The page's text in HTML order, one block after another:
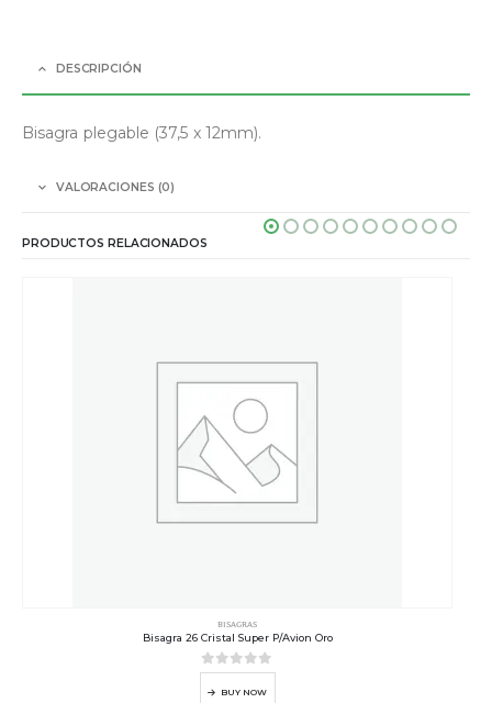
DESCRIPCIÓN
Bisagra plegable (37,5 x 12mm).
VALORACIONES (0)
PRODUCTOS RELACIONADOS
BISAGRAS
Bisagra 26 Cristal Super P/Avion Oro
0out of 5
BUY NOW